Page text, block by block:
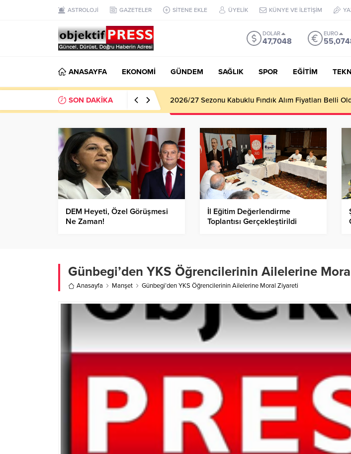
ASTROLOJİ GAZETELER SİTENE EKLE ÜYELİK KÜNYE VE İLETİŞİM
DOLAR
47,7048
EURO
ANASAYFA EKONOMİ GÜNDEM SAĞLIK SPOR EĞİTİM
SON DAKİKA Haliliye Belediyesi Her Gün 4 Bin 898 Kişiye Sıcak
DEM Heyeti, Özel Görüşmesi
Ne Zaman!
İl Eğitim Değerlendirme
Toplantısı Gerçekleştirildi
Günbegi’den YKS Öğrencilerinin Ailelerine
Anasayfa Manşet Günbegi’den YKS Öğrencilerinin Ailelerine Moral Ziyareti